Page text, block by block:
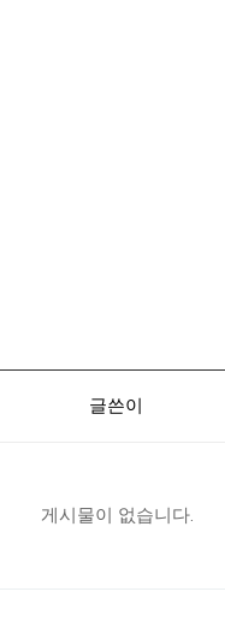
글쓴이
게시물이 없습니다.